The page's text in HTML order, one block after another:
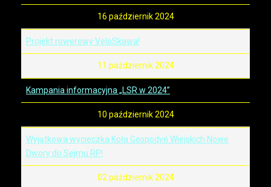
16 październik 2024
Projekt rowerowy VeloSkawa!
11 październik 2024
Kampania informacyjna „LSR w 2024”
10 październik 2024
Wyjątkowa wycieczka Koła Gospodyń Wiejskich Nowe
Dwory do Sejmu RP!
02 październik 2024